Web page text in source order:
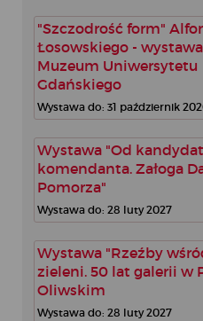
"Szczodrość form"
Łosowskiego -
Muzeum Uniwersytetu
Gdańskiego
Wystawa do: 31 październik
Wystawa "Od
komendanta. Załoga
Pomorza"
Wystawa do: 28 luty 2027
Wystawa "Rzeźby
zieleni. 50 lat galerii w
Oliwskim
Wystawa do: 28 luty 2027